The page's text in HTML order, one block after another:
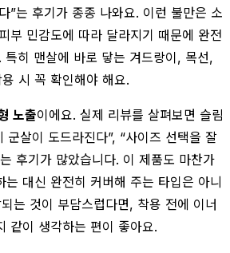
”는 후기가 종종 나와요. 이런 불만은 소
부 민감도에 따라 달라지기 때문에 완전
특히 맨살에 바로 닿는 겨드랑이, 목선,
시 꼭 확인해야 해요.
노출이에요. 실제 리뷰를 살펴보면 슬림
군살이 도드라진다”, “사이즈 선택을 잘
후기가 많았습니다. 이 제품도 마찬가
는 대신 완전히 커버해 주는 타입은 아니
는 것이 부담스럽다면, 착용 전에 이너
같이 생각하는 편이 좋아요.